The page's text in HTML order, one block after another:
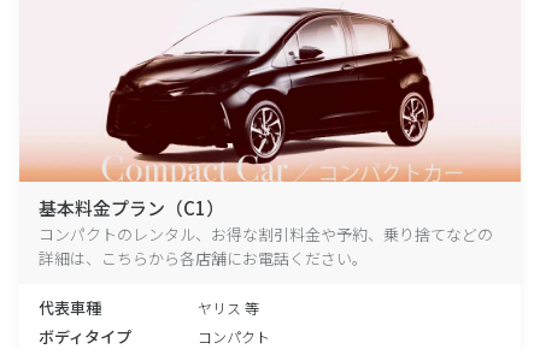
基本料金プラン（C1）
コンパクトのレンタル、お得な割引料金や予約、乗り捨てなどの
詳細は、こちらから各店舗にお電話ください。
代表車種 ヤリス 等
ボディタイプ コンパクト